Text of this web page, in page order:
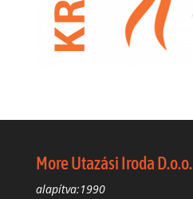
More Utazási Iroda D.o.o.
alapítva:1990